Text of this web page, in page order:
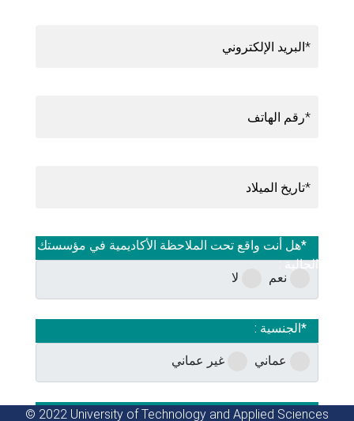
البريد الإلكتروني*
رقم الهاتف*
تاريخ الميلاد*
*هل أنت واقع تحت الملاحظة الأكاديمية في مؤسستك
الحالية :
لا
نعم
*الجنسية :
غير عماني عماني
*هل تعمل حاليا؟ :
© 2022 University of Technology and Applied Sciences